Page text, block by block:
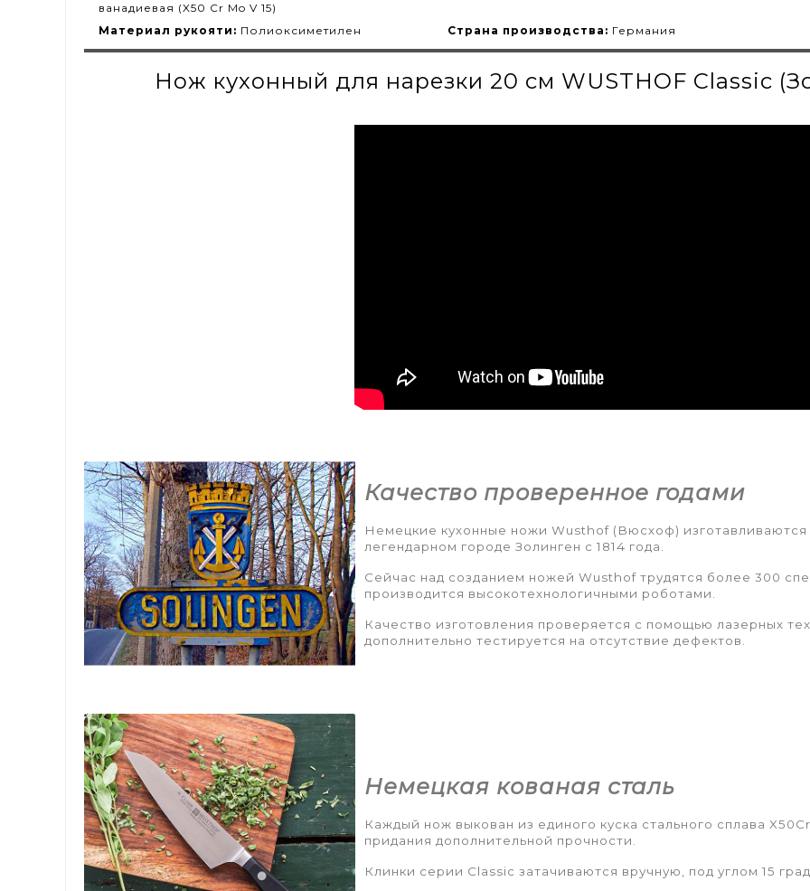
ванадиевая (X50 Cr Mo V 15)
Материал рукояти: Полиоксиметилен Страна производства: Германия
Нож кухонный для нарезки 20 см WUSTHOF Classic
Качество проверенное годами
Немецкие кухонные ножи Wusthof (Вюсхоф)
легендарном городе Золинген с 1814 года.
Сейчас над созданием ножей Wusthof трудятся более 300
производится высокотехнологичными роботами.
Качество изготовления проверяется с помощью лазерных
дополнительно тестируется на отсутствие дефектов.
Немецкая кованая сталь
Каждый нож выкован из единого куска стального сплава
придания дополнительной прочности.
Клинки серии Classic затачиваются вручную, под углом 15